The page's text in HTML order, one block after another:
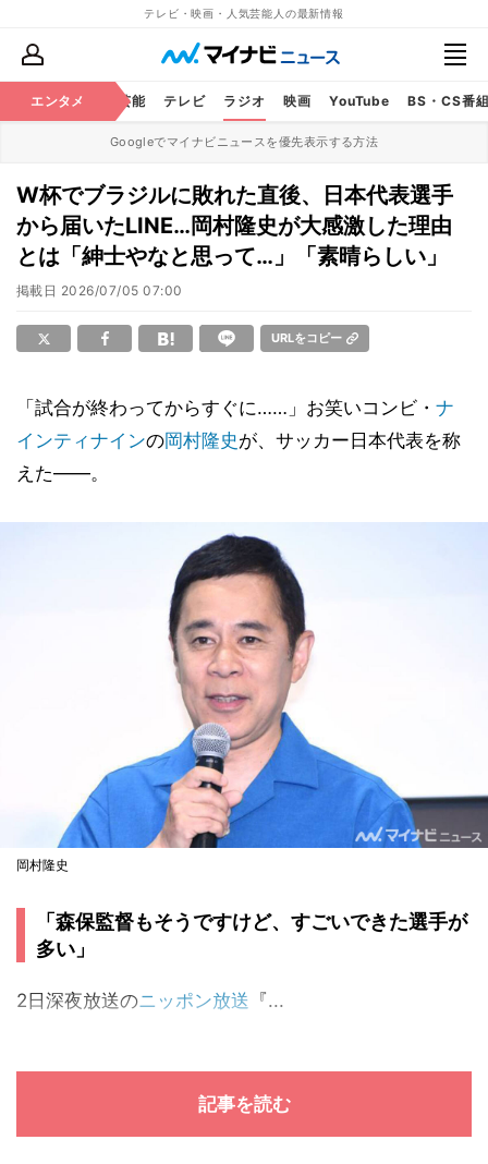
テレビ・映画・人気芸能人の最新情報
エンタメ 芸能 テレビ ラジオ 映画 YouTube BS・CS番
Googleでマイナビニュースを優先表示する方法
W杯でブラジルに敗れた直後、日本代表選手
から届いたLINE…岡村隆史が大感激した理由
とは「紳士やなと思って…」「素晴らしい」
掲載日 2026/07/05 07:00
URLをコピー
「試合が終わってからすぐに……」お笑いコンビ・ ナ
インティナインの岡村隆史が、サッカー日本代表を称
えた――。
岡村隆史
「森保監督もそうですけど、すごいできた選手が
多い」
2日深夜放送のニッポン放送 『...
記事を読む